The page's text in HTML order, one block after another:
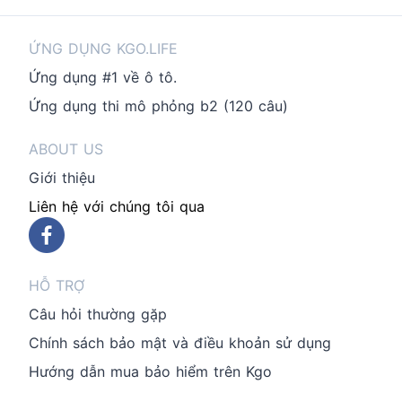
ỨNG DỤNG KGO.LIFE
Ứng dụng #1 về ô tô.
Ứng dụng thi mô phỏng b2 (120 câu)
ABOUT US
Giới thiệu
Liên hệ với chúng tôi qua
HỖ TRỢ
Câu hỏi thường gặp
Chính sách bảo mật và điều khoản sử dụng
Hướng dẫn mua bảo hiểm trên Kgo